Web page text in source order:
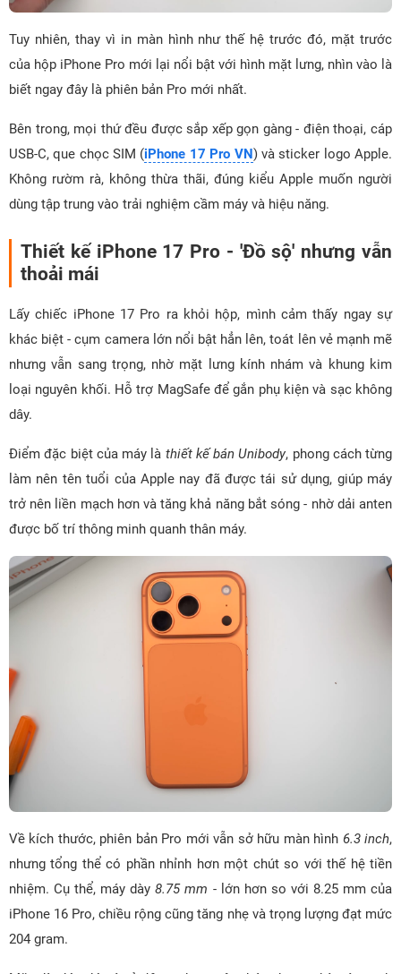
Tuy nhiên, thay vì in màn hình như thế hệ trước đó, mặt trước
của hộp iPhone Pro mới lại nổi bật với hình mặt lưng, nhìn vào là
biết ngay đây là phiên bản Pro mới nhất.
Bên trong, mọi thứ đều được sắp xếp gọn gàng - điện thoại, cáp
USB-C, que chọc SIM (iPhone 17 Pro VN) và sticker logo Apple.
Không rườm rà, không thừa thãi, đúng kiểu Apple muốn người
dùng tập trung vào trải nghiệm cầm máy và hiệu năng.
Thiết kế iPhone 17 Pro - 'Đồ sộ' nhưng vẫn
thoải mái
Lấy chiếc iPhone 17 Pro ra khỏi hộp, mình cảm thấy ngay sự
khác biệt - cụm camera lớn nổi bật hẳn lên, toát lên vẻ mạnh mẽ
nhưng vẫn sang trọng, nhờ mặt lưng kính nhám và khung kim
loại nguyên khối. Hỗ trợ MagSafe để gắn phụ kiện và sạc không
dây.
Điểm đặc biệt của máy là thiết kế bán Unibody, phong cách từng
làm nên tên tuổi của Apple nay đã được tái sử dụng, giúp máy
trở nên liền mạch hơn và tăng khả năng bắt sóng - nhờ dải anten
được bố trí thông minh quanh thân máy.
Về kích thước, phiên bản Pro mới vẫn sở hữu màn hình 6.3 inch,
nhưng tổng thể có phần nhỉnh hơn một chút so với thế hệ tiền
nhiệm. Cụ thể, máy dày8.75 mm - lớn hơn so với 8.25 mm của
iPhone 16 Pro, chiều rộng cũng tăng nhẹ và trọng lượng đạt mức
204 gram.